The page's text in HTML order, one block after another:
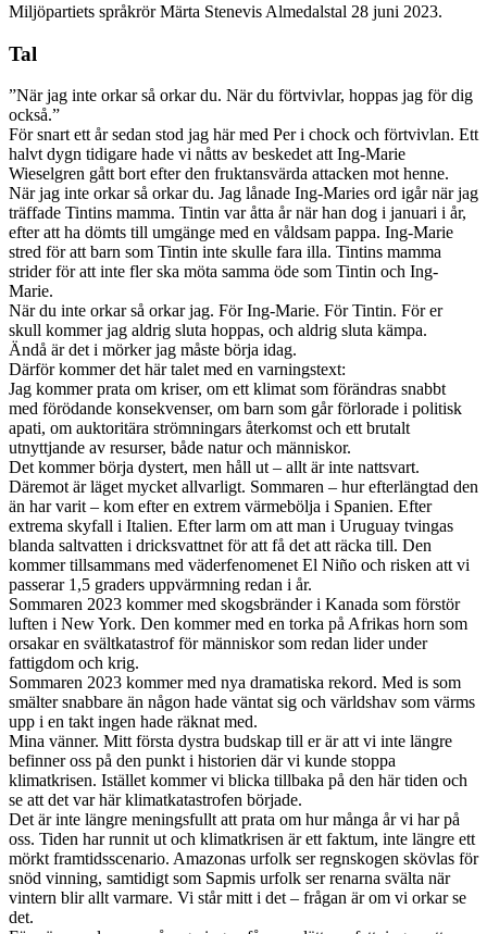
Miljöpartiets språkrör Märta Stenevis Almedalstal 28 juni 2023.
Tal
”När jag inte orkar så orkar du. När du förtvivlar, hoppas jag för dig
också.”
För snart ett år sedan stod jag här med Per i chock och förtvivlan. Ett
halvt dygn tidigare hade vi nåtts av beskedet att Ing-Marie
Wieselgren gått bort efter den fruktansvärda attacken mot henne.
När jag inte orkar så orkar du. Jag lånade Ing-Maries ord igår när jag
träffade Tintins mamma. Tintin var åtta år när han dog i januari i år,
efter att ha dömts till umgänge med en våldsam pappa. Ing-Marie
stred för att barn som Tintin inte skulle fara illa. Tintins mamma
strider för att inte fler ska möta samma öde som Tintin och Ing-
Marie.
När du inte orkar så orkar jag. För Ing-Marie. För Tintin. För er
skull kommer jag aldrig sluta hoppas, och aldrig sluta kämpa.
Ändå är det i mörker jag måste börja idag.
Därför kommer det här talet med en varningstext:
Jag kommer prata om kriser, om ett klimat som förändras snabbt
med förödande konsekvenser, om barn som går förlorade i politisk
apati, om auktoritära strömningars återkomst och ett brutalt
utnyttjande av resurser, både natur och människor.
Det kommer börja dystert, men håll ut – allt är inte nattsvart.
Däremot är läget mycket allvarligt. Sommaren – hur efterlängtad den
än har varit – kom efter en extrem värmebölja i Spanien. Efter
extrema skyfall i Italien. Efter larm om att man i Uruguay tvingas
blanda saltvatten i dricksvattnet för att få det att räcka till. Den
kommer tillsammans med väderfenomenet El Niño och risken att vi
passerar 1,5 graders uppvärmning redan i år.
Sommaren 2023 kommer med skogsbränder i Kanada som förstör
luften i New York. Den kommer med en torka på Afrikas horn som
orsakar en svältkatastrof för människor som redan lider under
fattigdom och krig.
Sommaren 2023 kommer med nya dramatiska rekord. Med is som
smälter snabbare än någon hade väntat sig och världshav som värms
upp i en takt ingen hade räknat med.
Mina vänner. Mitt första dystra budskap till er är att vi inte längre
befinner oss på den punkt i historien där vi kunde stoppa
klimatkrisen. Istället kommer vi blicka tillbaka på den här tiden och
se att det var här klimatkatastrofen började.
Det är inte längre meningsfullt att prata om hur många år vi har på
oss. Tiden har runnit ut och klimatkrisen är ett faktum, inte längre ett
mörkt framtidsscenario. Amazonas urfolk ser regnskogen skövlas för
snöd vinning, samtidigt som Sapmis urfolk ser renarna svälta när
vintern blir allt varmare. Vi står mitt i det – frågan är om vi orkar se
det.